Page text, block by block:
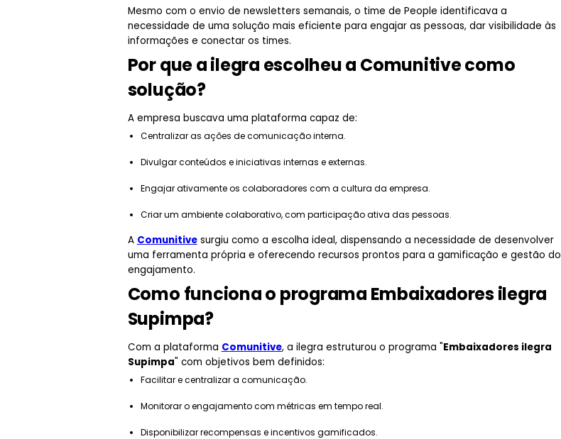
Mesmo com o envio de newsletters semanais, o time de People identificava a
necessidade de uma solução mais eficiente para engajar as pessoas, dar visibilidade às
informações e conectar os times.
Por que a ilegra escolheu a Comunitive como
solução?
A empresa buscava uma plataforma capaz de:
Centralizar as ações de comunicação interna.
Divulgar conteúdos e iniciativas internas e externas.
Engajar ativamente os colaboradores com a cultura da empresa.
Criar um ambiente colaborativo, com participação ativa das pessoas.
A Comunitivesurgiu como a escolha ideal, dispensando a necessidade de desenvolver
uma ferramenta própria e oferecendo recursos prontos para a gamificação e gestão do
engajamento.
Como funciona o programa Embaixadores ilegra
Supimpa?
Com a plataforma Comunitive, a ilegra estruturou o programa "Embaixadores ilegra
Supimpa" com objetivos bem definidos:
Facilitar e centralizar a comunicação.
Monitorar o engajamento com métricas em tempo real.
Disponibilizar recompensas e incentivos gamificados.